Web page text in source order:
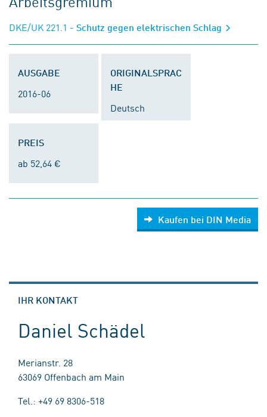
DKE/UK 221.1 - Schutz gegen elektrischen Schlag
AUSGABE
2016-06
ORIGINALSPRAC
HE
Deutsch
PREIS
ab 52,64 €
Kaufen bei DIN Media
IHR KONTAKT
Daniel Schädel
Merianstr. 28
63069 Offenbach am Main
Tel.: +49 69 8306-518